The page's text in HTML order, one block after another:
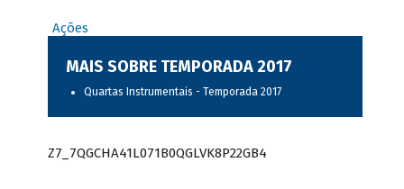
Ações
MAIS SOBRE TEMPORADA 2017
Quartas Instrumentais - Temporada 2017
Z7_7QGCHA41L071B0QGLVK8P22GB4